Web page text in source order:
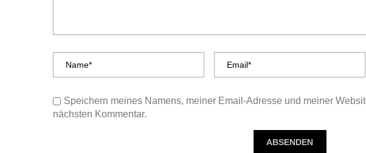
Speichern meines Namens, meiner Email-Adresse und meiner
nächsten Kommentar.